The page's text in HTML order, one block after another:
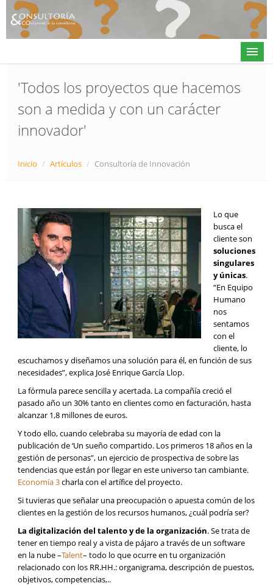
Actualidad
Directorio
Alta en directorio / Log in
'Todos los proyectos que hacemos
son a medida y con un carácter
innovador'
Inicio / Artículos / Consultoría de Innovación
Lo que
busca el
cliente son
soluciones
singulares
y únicas.
“En Equipo
Humano
nos
sentamos
con el
cliente, lo
escuchamos y diseñamos una solución para él, en función de sus
necesidades”, explica José Enrique García Llop.
La fórmula parece sencilla y acertada. La compañía creció el
pasado año un 30% tanto en clientes como en facturación, hasta
alcanzar 1,8 millones de euros.
Y todo ello, cuando celebraba su mayoría de edad con la
publicación de ‘Un sueño compartido. Los primeros 18 años en la
gestión de personas”, un ejercicio de prospectiva de sobre las
tendencias que están por llegar en este universo tan cambiante.
Economía 3charla con el artífice del proyecto.
Si tuvieras que señalar una preocupación o apuesta común de los
clientes en la gestión de los recursos humanos, ¿cuál podría ser?
La digitalización del talento y de la organización. Se trata de
tener en tiempo real y a vista de pájaro a través de un software
en la nube –Talent– todo lo que ocurre en tu organización
relacionado con los RR.HH.: organigrama, descripción de puestos,
objetivos, competencias,..